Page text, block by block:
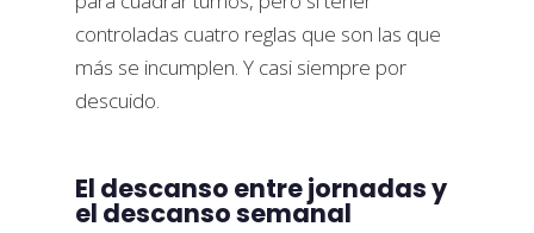
controladas cuatro reglas que son las que
más se incumplen. Y casi siempre por
descuido.
El descanso entre jornadas y
el descanso semanal